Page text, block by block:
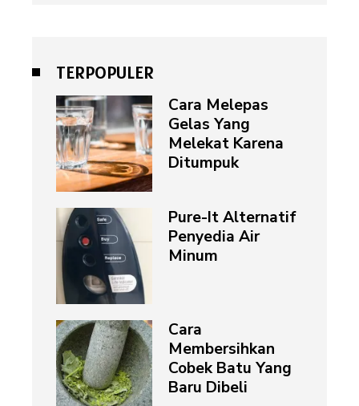
TERPOPULER
Cara Melepas
Gelas Yang
Melekat Karena
Ditumpuk
Pure-It Alternatif
Penyedia Air
Minum
Cara
Membersihkan
Cobek Batu Yang
Baru Dibeli